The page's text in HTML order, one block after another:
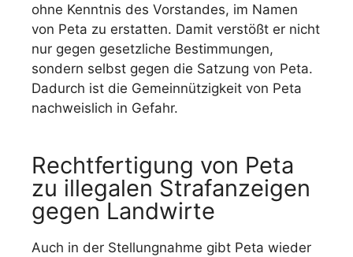
ohne Kenntnis des Vorstandes, im Namen
von Peta zu erstatten. Damit verstößt er nicht
nur gegen gesetzliche Bestimmungen,
sondern selbst gegen die Satzung von Peta.
Dadurch ist die Gemeinnützigkeit von Peta
nachweislich in Gefahr.
Rechtfertigung von Peta
zu illegalen Strafanzeigen
gegen Landwirte
Auch in der Stellungnahme gibt Peta wieder